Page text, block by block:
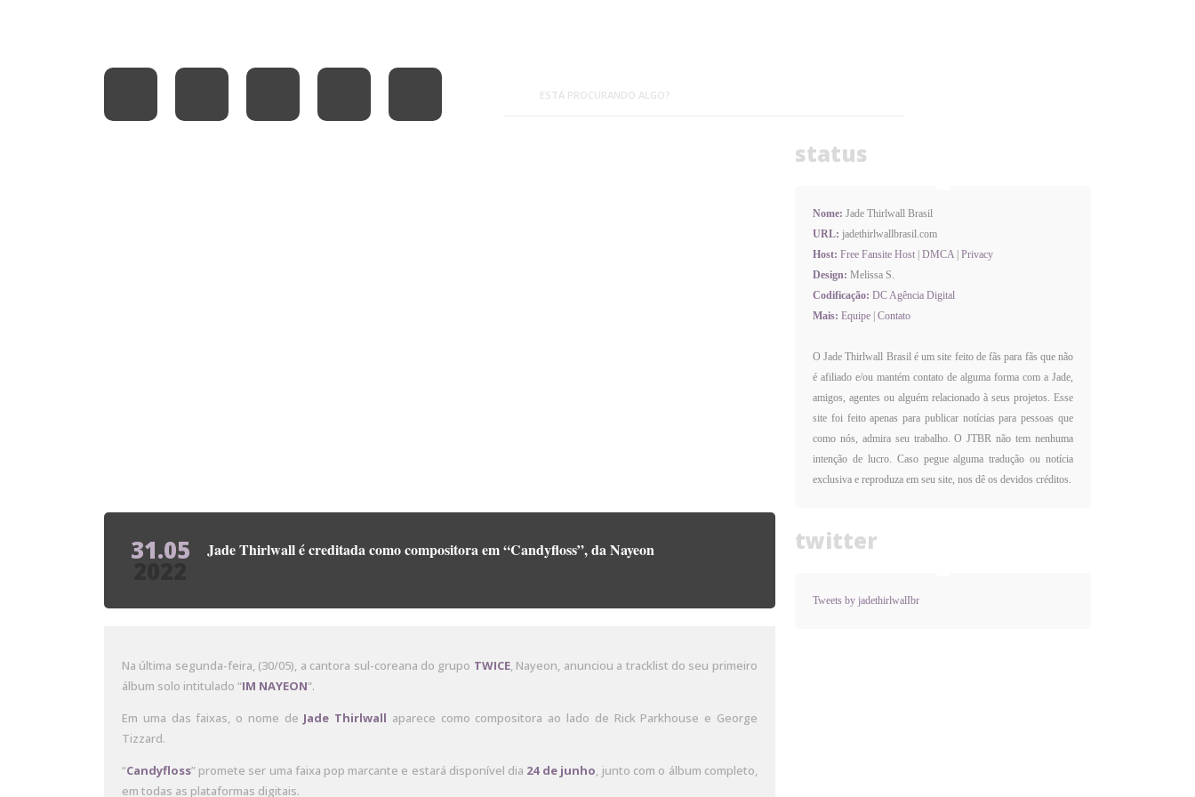
31.05 Jade Thirlwall é creditada como compositora em “Candyfloss”, da Nayeon
Na última segunda-feira, (30/05), a cantora sul-coreana do grupo TWICE, Nayeon, anunciou a tracklist do seu primeiro
álbum solo intitulado “IM NAYEON“.
Em uma das faixas, o nome de Jade Thirlwall aparece como compositora ao lado de Rick Parkhouse e George
Tizzard.
“Candyfloss” promete ser uma faixa pop marcante e estará disponível dia 24 de junho, junto com o álbum completo,
em todas as plataformas digitais.
status
Nome: Jade Thirlwall Brasil
URL: jadethirlwallbrasil.com
Host: Free Fansite Host DMCA| Privacy
Design: Melissa S.
Codificação: DC Agência Digital
Mais: Equipe Contato
O Jade Thirlwall Brasil é um site feito de fãs para fãs que não
é afiliado e/ou mantém contato de alguma forma com a Jade,
amigos, agentes ou alguém relacionado à seus projetos. Esse
site foi feito apenas para publicar notícias para pessoas que
como nós, admira seu trabalho. O JTBR não tem nenhuma
intenção de lucro. Caso pegue alguma tradução ou notícia
exclusiva e reproduza em seu site, nos dê os devidos créditos.
twitter
Tweets by jadethirlwalIbr